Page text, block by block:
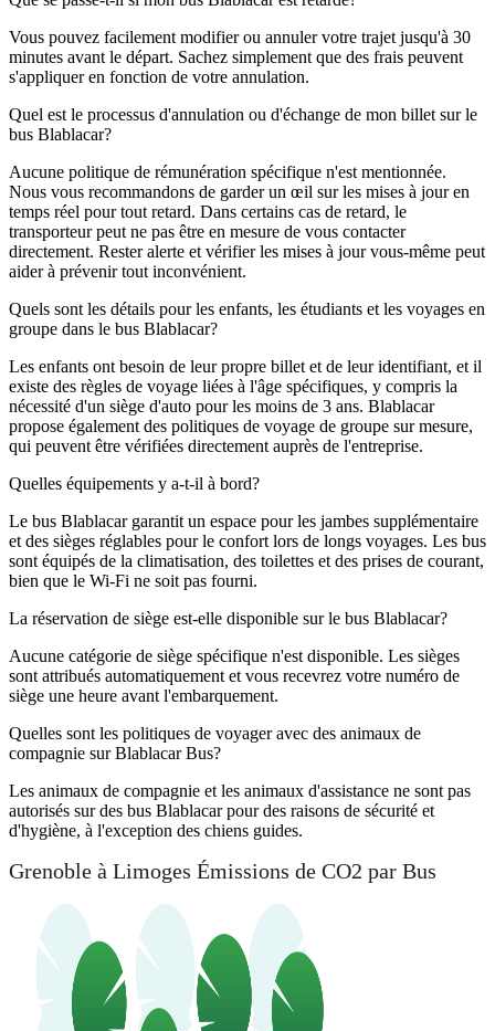
Vous pouvez facilement modifier ou annuler votre trajet jusqu'à 30
minutes avant le départ. Sachez simplement que des frais peuvent
s'appliquer en fonction de votre annulation.
Quel est le processus d'annulation ou d'échange de mon billet sur le
bus Blablacar?
Aucune politique de rémunération spécifique n'est mentionnée.
Nous vous recommandons de garder un œil sur les mises à jour en
temps réel pour tout retard. Dans certains cas de retard, le
transporteur peut ne pas être en mesure de vous contacter
directement. Rester alerte et vérifier les mises à jour vous-même peut
aider à prévenir tout inconvénient.
Quels sont les détails pour les enfants, les étudiants et les voyages en
groupe dans le bus Blablacar?
Les enfants ont besoin de leur propre billet et de leur identifiant, et il
existe des règles de voyage liées à l'âge spécifiques, y compris la
nécessité d'un siège d'auto pour les moins de 3 ans. Blablacar
propose également des politiques de voyage de groupe sur mesure,
qui peuvent être vérifiées directement auprès de l'entreprise.
Quelles équipements y a-t-il à bord?
Le bus Blablacar garantit un espace pour les jambes supplémentaire
et des sièges réglables pour le confort lors de longs voyages. Les bus
sont équipés de la climatisation, des toilettes et des prises de courant,
bien que le Wi-Fi ne soit pas fourni.
La réservation de siège est-elle disponible sur le bus Blablacar?
Aucune catégorie de siège spécifique n'est disponible. Les sièges
sont attribués automatiquement et vous recevrez votre numéro de
siège une heure avant l'embarquement.
Quelles sont les politiques de voyager avec des animaux de
compagnie sur Blablacar Bus?
Les animaux de compagnie et les animaux d'assistance ne sont pas
autorisés sur des bus Blablacar pour des raisons de sécurité et
d'hygiène, à l'exception des chiens guides.
Grenoble à Limoges Émissions de CO2 par Bus